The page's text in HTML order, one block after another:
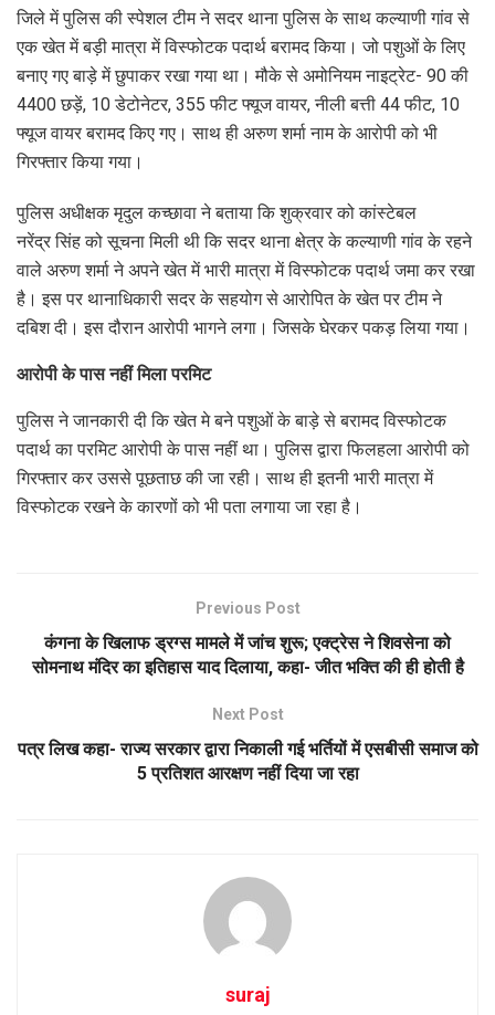
जिले में पुलिस की स्पेशल टीम ने सदर थाना पुलिस के साथ कल्याणी गांव से
एक खेत में बड़ी मात्रा में विस्फोटक पदार्थ बरामद किया। जो पशुओं के लिए
बनाए गए बाड़े में छुपाकर रखा गया था। मौके से अमोनियम नाइट्रेट- 90 की
4400 छड़ें, 10 डेटोनेटर, 355 फीट फ्यूज वायर, नीली बत्ती 44 फीट, 10
फ्यूज वायर बरामद किए गए। साथ ही अरुण शर्मा नाम के आरोपी को भी
गिरफ्तार किया गया।
पुलिस अधीक्षक मृदुल कच्छावा ने बताया कि शुक्रवार को कांस्टेबल
नरेंद्र सिंह को सूचना मिली थी कि सदर थाना क्षेत्र के कल्याणी गांव के रहने
वाले अरुण शर्मा ने अपने खेत में भारी मात्रा में विस्फोटक पदार्थ जमा कर रखा
है। इस पर थानाधिकारी सदर के सहयोग से आरोपित के खेत पर टीम ने
दबिश दी। इस दौरान आरोपी भागने लगा। जिसके घेरकर पकड़ लिया गया।
आरोपी के पास नहीं मिला परमिट
पुलिस ने जानकारी दी कि खेत मे बने पशुओं के बाड़े से बरामद विस्फोटक
पदार्थ का परमिट आरोपी के पास नहीं था। पुलिस द्वारा फिलहला आरोपी को
गिरफ्तार कर उससे पूछताछ की जा रही। साथ ही इतनी भारी मात्रा में
विस्फोटक रखने के कारणों को भी पता लगाया जा रहा है।
Previous Post
कंगना के खिलाफ ड्रग्स मामले में जांच शुरू; एक्ट्रेस ने शिवसेना को
सोमनाथ मंदिर का इतिहास याद दिलाया, कहा- जीत भक्ति की ही होती है
Next Post
पत्र लिख कहा- राज्य सरकार द्वारा निकाली गई भर्तियों में एसबीसी समाज को
5 प्रतिशत आरक्षण नहीं दिया जा रहा
suraj